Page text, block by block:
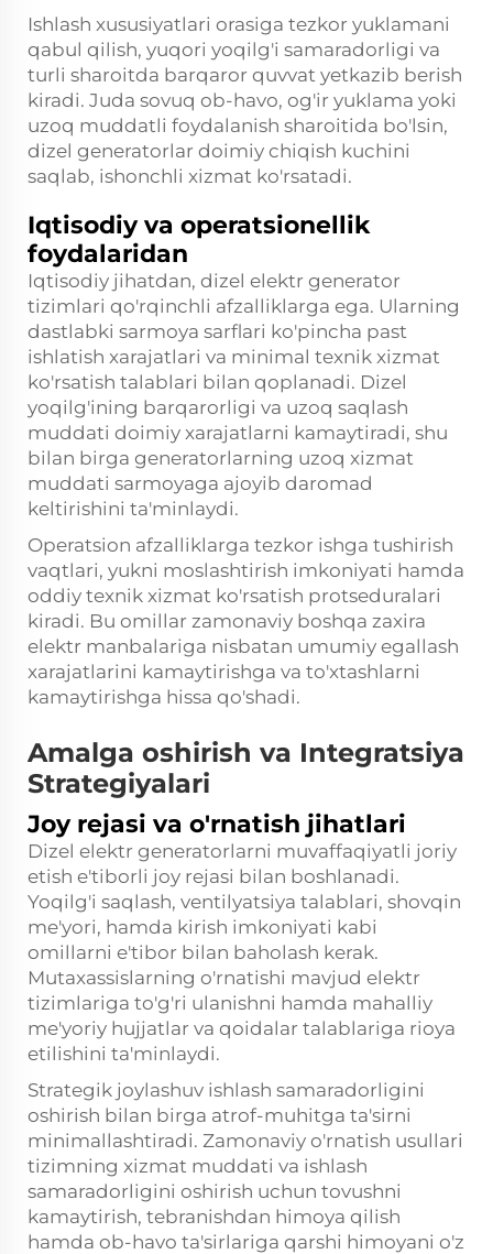
Ishlash xususiyatlari orasiga tezkor yuklamani
qabul qilish, yuqori yoqilg'i samaradorligi va
turli sharoitda barqaror quvvat yetkazib berish
kiradi. Juda sovuq ob-havo, og'ir yuklama yoki
uzoq muddatli foydalanish sharoitida bo'lsin,
dizel generatorlar doimiy chiqish kuchini
saqlab, ishonchli xizmat ko'rsatadi.
Iqtisodiy va operatsionellik
foydalaridan
Iqtisodiy jihatdan, dizel elektr generator
tizimlari qo'rqinchli afzalliklarga ega. Ularning
dastlabki sarmoya sarflari ko'pincha past
ishlatish xarajatlari va minimal texnik xizmat
ko'rsatish talablari bilan qoplanadi. Dizel
yoqilg'ining barqarorligi va uzoq saqlash
muddati doimiy xarajatlarni kamaytiradi, shu
bilan birga generatorlarning uzoq xizmat
muddati sarmoyaga ajoyib daromad
keltirishini ta'minlaydi.
Operatsion afzalliklarga tezkor ishga tushirish
vaqtlari, yukni moslashtirish imkoniyati hamda
oddiy texnik xizmat ko'rsatish protseduralari
kiradi. Bu omillar zamonaviy boshqa zaxira
elektr manbalariga nisbatan umumiy egallash
xarajatlarini kamaytirishga va to'xtashlarni
kamaytirishga hissa qo'shadi.
Amalga oshirish va Integratsiya
Strategiyalari
Joy rejasi va o'rnatish jihatlari
Dizel elektr generatorlarni muvaffaqiyatli joriy
etish e'tiborli joy rejasi bilan boshlanadi.
Yoqilg'i saqlash, ventilyatsiya talablari, shovqin
me'yori, hamda kirish imkoniyati kabi
omillarni e'tibor bilan baholash kerak.
Mutaxassislarning o'rnatishi mavjud elektr
tizimlariga to'g'ri ulanishni hamda mahalliy
me'yoriy hujjatlar va qoidalar talablariga rioya
etilishini ta'minlaydi.
Strategik joylashuv ishlash samaradorligini
oshirish bilan birga atrof-muhitga ta'sirni
minimallashtiradi. Zamonaviy o'rnatish usullari
tizimning xizmat muddati va ishlash
samaradorligini oshirish uchun tovushni
kamaytirish, tebranishdan himoya qilish
hamda ob-havo ta'sirlariga qarshi himoyani o'z